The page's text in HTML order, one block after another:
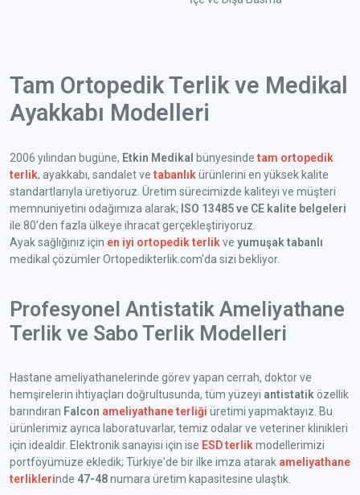
Tam Ortopedik Terlik ve Medikal
Ayakkabı Modelleri
2006 yılından bugüne, Etkin Medikal bünyesindetam ortopedik
terlik, ayakkabı, sandalet vetabanlık ürünlerini en yüksek kalite
standartlarıyla üretiyoruz. Üretim sürecimizde kaliteyi ve müşteri
memnuniyetini odağımıza alarak; ISO 13485 ve CE kalite belgeleri
ile 80’den fazla ülkeye ihracat gerçekleştiriyoruz.
Ayak sağlığınız için en iyi ortopedik terlik ve yumuşak tabanlı
medikal çözümler Ortopedikterlik.com'da sizi bekliyor.
Profesyonel Antistatik Ameliyathane
Terlik ve Sabo Terlik Modelleri
Hastane ameliyathanelerinde görev yapan cerrah, doktor ve
hemşirelerin ihtiyaçları doğrultusunda, tüm yüzeyi antistatik özellik
barındıran Falcon ameliyathane terliği üretimi yapmaktayız. Bu
ürünlerimiz ayrıca laboratuvarlar, temiz odalar ve veteriner klinikleri
için idealdir. Elektronik sanayisi için ise ESD terlik modellerimizi
portföyümüze ekledik; Türkiye'de bir ilke imza atarak ameliyathane
terliklerinde 47-48numara üretim kapasitesine ulaştık.